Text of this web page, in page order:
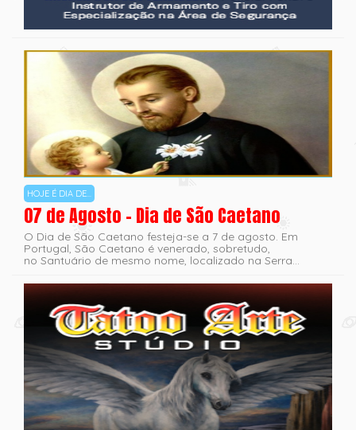
HOJE É DIA DE...
07 de Agosto - Dia de São Caetano
O Dia de São Caetano festeja-se a 7 de agosto. Em
Portugal, São Caetano é venerado, sobretudo,
no Santuário de mesmo nome, localizado na Serra...